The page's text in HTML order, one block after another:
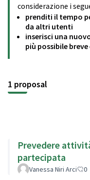
considerazione i
prenditi il tempo
da altri utenti
inserisci una
più possibile
1 proposal
Prevedere
partecipata
Vanessa Niri Arci 0